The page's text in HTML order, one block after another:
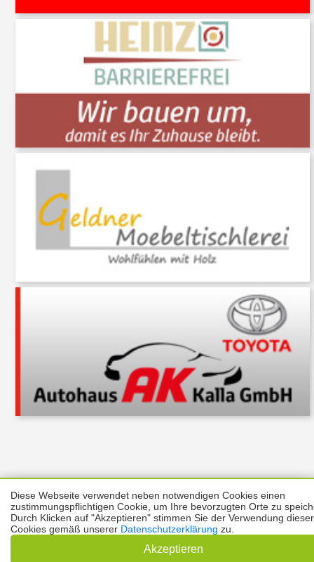
Über uns Thema melden ABO Unterstützung
Datenschutz
Impressum
Diese Webseite verwendet neben notwendigen Cookies einen
zustimmungspflichtigen Cookie, um Ihre bevorzugten Orte zu
Durch Klicken auf "Akzeptieren" stimmen Sie der Verwendung dieser
Cookies gemäß unserer Datenschutzerklärung zu.
Akzeptieren